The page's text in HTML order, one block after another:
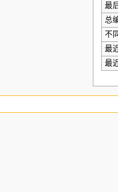
最
总
不
最
最